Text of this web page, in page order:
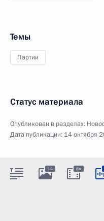
Темы
Партии
Статус материала
Опубликован в разделах:
Дата публикации: 14 октября
14 8м